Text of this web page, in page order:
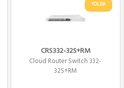
YOLDA
CRS332-32S+RM
Cloud Router Switch 332-
32S+RM